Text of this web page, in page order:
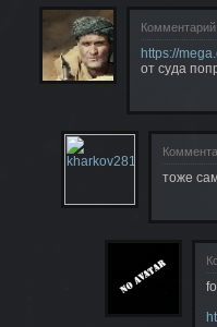
https://
от суда
тоже